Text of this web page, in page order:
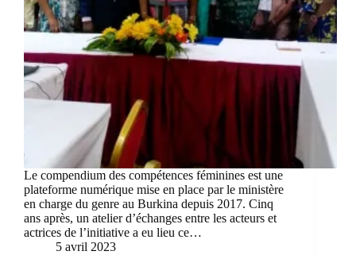
Le compendium des compétences féminines est une
plateforme numérique mise en place par le ministère
en charge du genre au Burkina depuis 2017. Cinq
ans après, un atelier d’échanges entre les acteurs et
actrices de l’initiative a eu lieu ce…
5 avril 2023